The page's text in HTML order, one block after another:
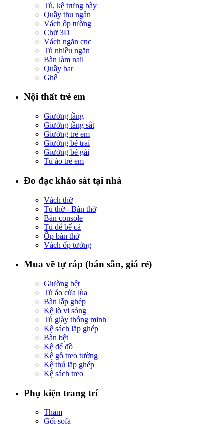
Tủ, kệ trưng bày
Quầy thu ngân
Vách ốp tường
Chữ 3D
Vách ngăn cnc
Tủ nhiều ngăn
Bàn làm nail
Quầy bar
Ghế
Nội thất trẻ em
Giường tầng
Giường tầng sắt
Giường trẻ em
Giường bé trai
Giường bé gái
Tủ áo trẻ em
Đo đạc khảo sát tại nhà
Vách thờ
Tủ thờ - Bàn thờ
Bàn console
Tủ để bể cá
Ốp bàn thờ
Vách ốp tường
Mua về tự ráp (bán sẵn, giá rẻ)
Giường bệt
Tủ áo cửa lùa
Bàn lắp ghép
Kệ lò vi sóng
Tủ giày thông minh
Kệ sách lắp ghép
Bàn bệt
Kệ để đồ
Kệ gỗ treo tường
Kệ thú lắp ghép
Kệ sách treo
Phụ kiện trang trí
Thảm
Gối sofa